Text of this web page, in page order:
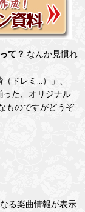
て？ なんか見慣れ
ドレミ…）」、
った、オリジナル
ものですがどうぞ
る楽曲情報が表示